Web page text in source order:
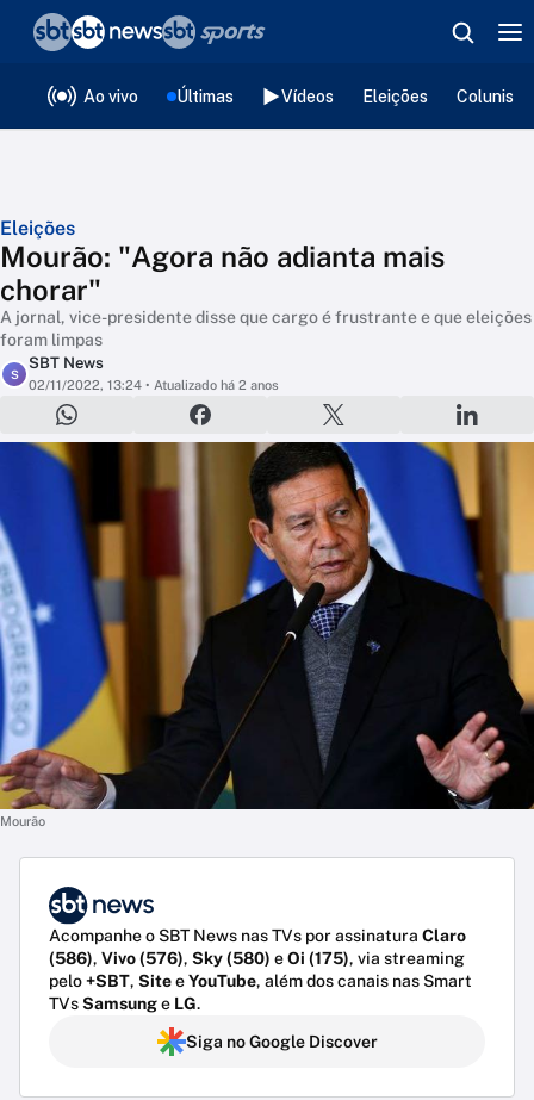
Ao vivo Últimas Vídeos Eleições
Eleições
Mourão: "Agora não adianta mais
chorar"
A jornal, vice-presidente disse que cargo é frustrante e que eleições
foram limpas
S
SBT News
02/11/2022, 13:24 • Atualizado há 2 anos
Mourão
Acompanhe o SBT News nas TVs por assinatura Claro
(586), Vivo (576), Sky (580) eOi (175), via streaming
pelo+SBT, SiteeYouTube, além dos canais nas Smart
TVsSamsunge LG.
Siga no Google Discover
❮voltar
Editorias